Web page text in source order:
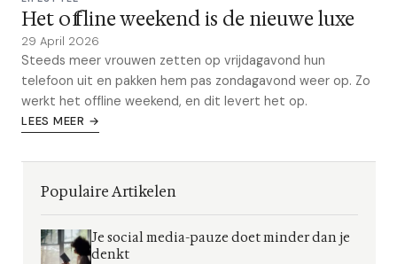
Het offline weekend is de nieuwe luxe
29 April 2026
Steeds meer vrouwen zetten op vrijdagavond hun
telefoon uit en pakken hem pas zondagavond weer op. Zo
werkt het offline weekend, en dit levert het op.
LEES MEER →
Populaire Artikelen
Je social media-pauze doet minder dan je
denkt